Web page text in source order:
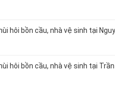
hôi bồn cầu, nhà vệ sinh tại
hôi bồn cầu, nhà vệ sinh tại Trần